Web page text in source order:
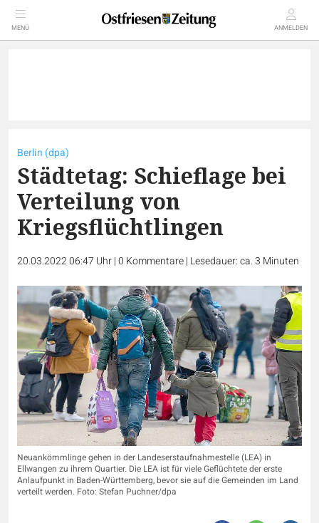
MENÜ ANMELDEN
Berlin (dpa)
Städtetag: Schieflage bei
Verteilung von
Kriegsflüchtlingen
20.03.2022 06:47 Uhr|0 Kommentare| Lesedauer: ca. 3 Minuten
Neuankömmlinge gehen in der Landeserstaufnahmestelle (LEA) in
Ellwangen zu ihrem Quartier. Die LEA ist für viele Geflüchtete der erste
Anlaufpunkt in Baden-Württemberg, bevor sie auf die Gemeinden im Land
verteilt werden. Foto: Stefan Puchner/dpa